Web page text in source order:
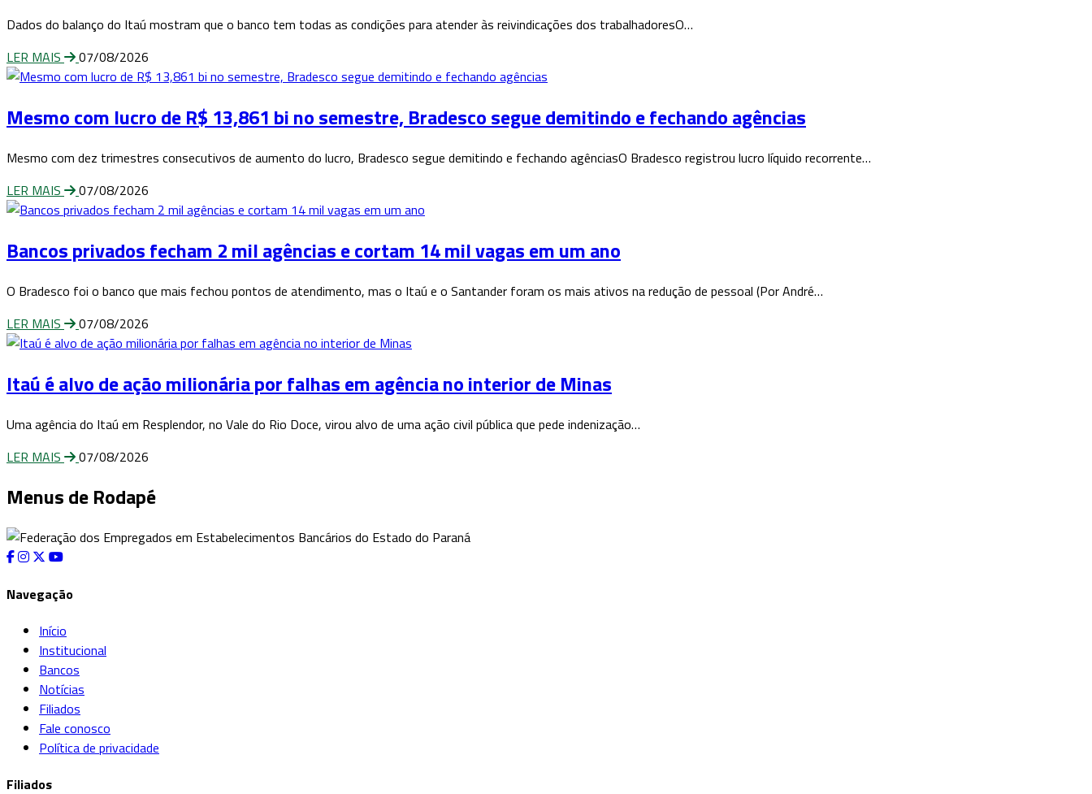
Dados do balanço do Itaú mostram que o banco tem todas as condições para atender às reivindicações dos trabalhadoresO…
LER MAIS
07/08/2026
Mesmo com lucro de R$ 13,861 bi no semestre, Bradesco segue demitindo e fechando agências
Mesmo com dez trimestres consecutivos de aumento do lucro, Bradesco segue demitindo e fechando agênciasO Bradesco registrou lucro líquido recorrente…
LER MAIS
07/08/2026
Bancos privados fecham 2 mil agências e cortam 14 mil vagas em um ano
O Bradesco foi o banco que mais fechou pontos de atendimento, mas o Itaú e o Santander foram os mais ativos na redução de pessoal (Por André…
LER MAIS
07/08/2026
Itaú é alvo de ação milionária por falhas em agência no interior de Minas
Uma agência do Itaú em Resplendor, no Vale do Rio Doce, virou alvo de uma ação civil pública que pede indenização…
LER MAIS
07/08/2026
Menus de Rodapé
Navegação
Início
Institucional
Bancos
Notícias
Filiados
Fale conosco
Política de privacidade
Filiados